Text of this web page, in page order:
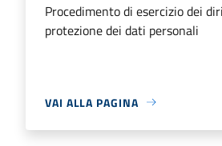
Procedimento di esercizio dei
protezione dei dati personali
VAI ALLA PAGINA